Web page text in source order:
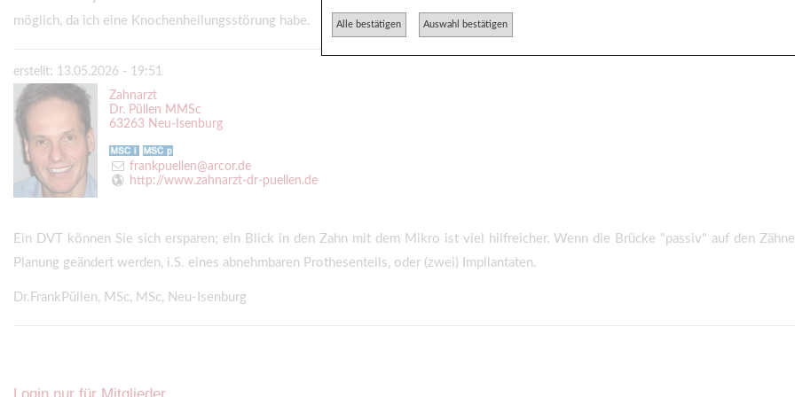
möglich, da ich eine Knochenheilungsstörung habe.
erstellt: 13.05.2026 - 19:51
Zahnarzt
Dr. Püllen MMSc
63263 Neu-Isenburg
frankpuellen@arcor.de
http://www.zahnarzt-dr-puellen.de
Ein DVT können Sie sich ersparen; ein Blick in den Zahn mit dem Mikro ist viel hilfreicher. Wenn die Brücke "passiv" auf den
Planung geändert werden, i.S. eines abnehmbaren Prothesenteils, oder (zwei) Impllantaten.
Dr.FrankPüllen, MSc, MSc, Neu-Isenburg
Login nur für Mitglieder
Alle bestätigen Auswahl bestätigen